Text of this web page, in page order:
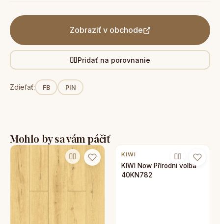
Zobraziť v obchode
Pridať na porovnanie
Zdieľať: FB PIN
Mohlo by sa vám páčiť
KIWI
KIWI Now Přírodní volba
40KN782